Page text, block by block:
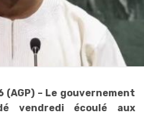
(AGP) – Le gouvernement
vendredi écoulé aux